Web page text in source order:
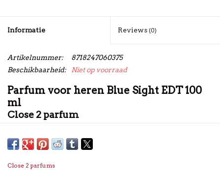
Informatie Reviews (0)
Artikelnummer:
8718247060375
Beschikbaarheid:
Niet op voorraad
Parfum voor heren Blue Sight EDT 100
ml
Close 2 parfum
Close 2 parfums